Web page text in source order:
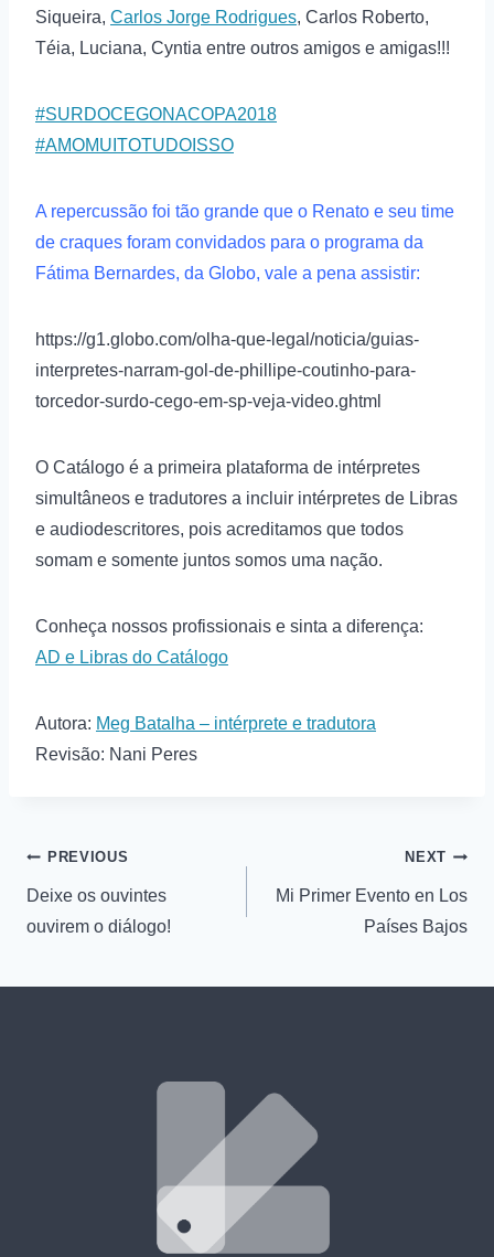
Siqueira, Carlos Jorge Rodrigues, Carlos Roberto,
Téia, Luciana, Cyntia entre outros amigos e amigas!!!
#SURDOCEGONACOPA2018
#AMOMUITOTUDOISSO
A repercussão foi tão grande que o Renato e seu time
de craques foram convidados para o programa da
Fátima Bernardes, da Globo, vale a pena assistir:
https://g1.globo.com/olha-que-legal/noticia/guias-
interpretes-narram-gol-de-phillipe-coutinho-para-
torcedor-surdo-cego-em-sp-veja-video.ghtml
O Catálogo é a primeira plataforma de intérpretes
simultâneos e tradutores a incluir intérpretes de Libras
e audiodescritores, pois acreditamos que todos
somam e somente juntos somos uma nação.
Conheça nossos profissionais e sinta a diferença:
AD e Libras do Catálogo
Autora: Meg Batalha – intérprete e tradutora
Revisão: Nani Peres
PREVIOUS
Deixe os ouvintes
ouvirem o diálogo!
NEXT
Mi Primer Evento en Los
Países Bajos